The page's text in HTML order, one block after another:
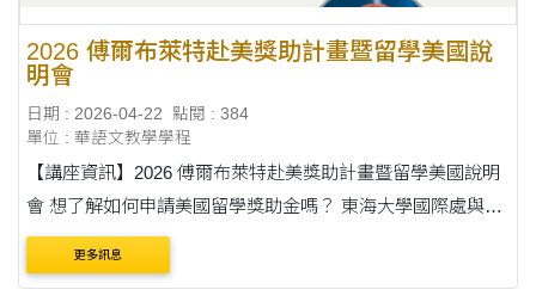
2026 傅爾布萊特赴美獎助計畫暨留學美國說
明會
日期 : 2026-04-22
點閱 : 384
單位 : 華語文教學學程
【講座資訊】2026 傅爾布萊特赴美獎助計畫暨留學美國說明
會 想了解如何申請美國留學獎助金嗎？ 東海大學國際處與
Fulbright Taiwan 合作，為大家帶來第一手的赴美資訊！ 本次
說明會重點： ✅ 攻讀碩博：獎學金....
更多訊息